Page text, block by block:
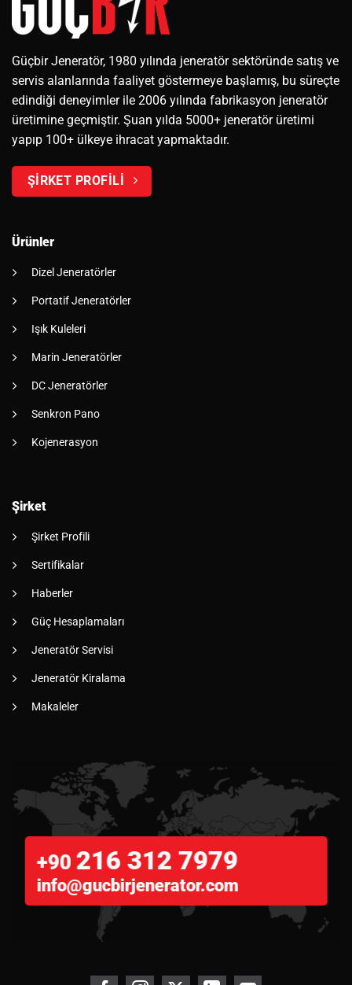
Güçbir Jeneratör, 1980 yılında jeneratör sektöründe satış ve
servis alanlarında faaliyet göstermeye başlamış, bu süreçte
edindiği deneyimler ile 2006 yılında fabrikasyon jeneratör
üretimine geçmiştir. Şuan yılda 5000+ jeneratör üretimi
yapıp 100+ ülkeye ihracat yapmaktadır.
ŞİRKET PROFİLİ
Ürünler
Dizel Jeneratörler
Portatif Jeneratörler
Işık Kuleleri
Marin Jeneratörler
DC Jeneratörler
Senkron Pano
Kojenerasyon
Şirket
Şirket Profili
Sertifikalar
Haberler
Güç Hesaplamaları
Jeneratör Servisi
Jeneratör Kiralama
Makaleler
+90 216 312 7979
info@gucbirjenerator.com